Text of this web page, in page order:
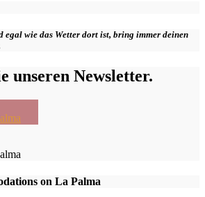
egal wie das Wetter dort ist, bring immer deinen
unseren Newsletter.
on La Palma